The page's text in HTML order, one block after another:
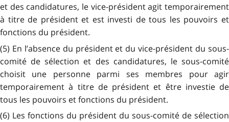
et des candidatures, le vice-président agit temporairement
à titre de président et est investi de tous les pouvoirs et
fonctions du président.
(5) En l’absence du président et du vice-président du sous-
comité de sélection et des candidatures, le sous-comité
choisit une personne parmi ses membres pour agir
temporairement à titre de président et être investie de
tous les pouvoirs et fonctions du président.
(6) Les fonctions du président du sous-comité de sélection